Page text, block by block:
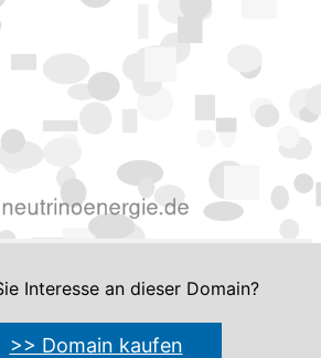
Interesse an dieser Domain?
>> Domain kaufen